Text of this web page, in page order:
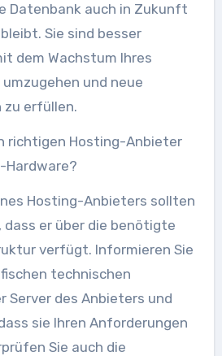
Datenbank auch in Zukunft
Sie sind besser
dem Wachstum Ihres
und neue
zu erfüllen.
richtigen Hosting-Anbieter
Hardware?
Hosting-Anbieters sollten
er über die benötigte
verfügt. Informieren Sie
technischen
Server des Anbieters und
sie Ihren Anforderungen
Sie auch die